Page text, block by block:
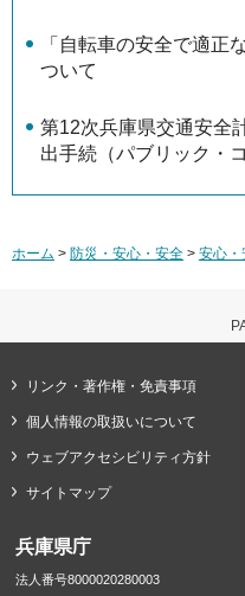
「自転車の安全で適正
ついて
第12次兵庫県交通安全
出手続（パブリック・
ホーム > 防災・安心・安全 > 安心・
リンク・著作権・免責事項
個人情報の取扱いについて
ウェブアクセシビリティ方針
サイトマップ
兵庫県庁
法人番号8000020280003